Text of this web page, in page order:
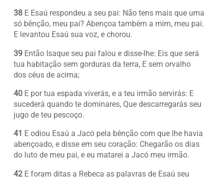
38 E Esaú respondeu a seu pai: Não tens mais que uma
só bênção, meu pai? Abençoa também a mim, meu pai.
E levantou Esaú sua voz, e chorou.
39 Então Isaque seu pai falou e disse-lhe: Eis que será
tua habitação sem gorduras da terra, E sem orvalho
dos céus de acima;
40 E por tua espada viverás, e a teu irmão servirás: E
sucederá quando te dominares, Que descarregarás seu
jugo de teu pescoço.
41 E odiou Esaú a Jacó pela bênção com que lhe havia
abençoado, e disse em seu coração: Chegarão os dias
do luto de meu pai, e eu matarei a Jacó meu irmão.
42 E foram ditas a Rebeca as palavras de Esaú seu